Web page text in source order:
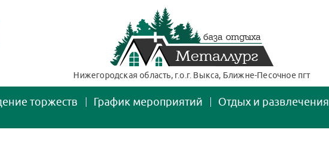
Нижегородская область, г.о.г. Выкса, Ближне-Песочное пгт
торжеств График мероприятий Отдых и развлечения